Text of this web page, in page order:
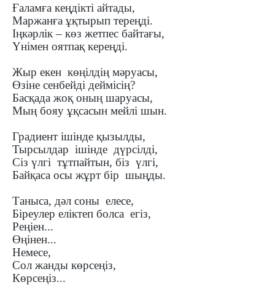
Ғаламға кеңдікті айтады,
Маржанға ұқтырып тереңді.
Іңкәрлік – көз жетпес байтағы,
Үнімен оятпақ кереңді.
Жыр екен көңілдің мәруасы,
Өзіне сенбейді деймісің?
Басқада жоқ оның шаруасы,
Мың бояу ұқсасын мейлі шын.
Градиент ішінде қызылды,
Тырсылдар ішінде дүрсілді,
Сіз үлгі тұтпайтын, біз үлгі,
Байқаса осы жұрт бір шыңды.
Таныса, дәл соны елесе,
Біреулер еліктеп болса егіз,
Реңіен...
Өңінен...
Немесе,
Сол жанды көрсеңіз,
Көрсеңіз...